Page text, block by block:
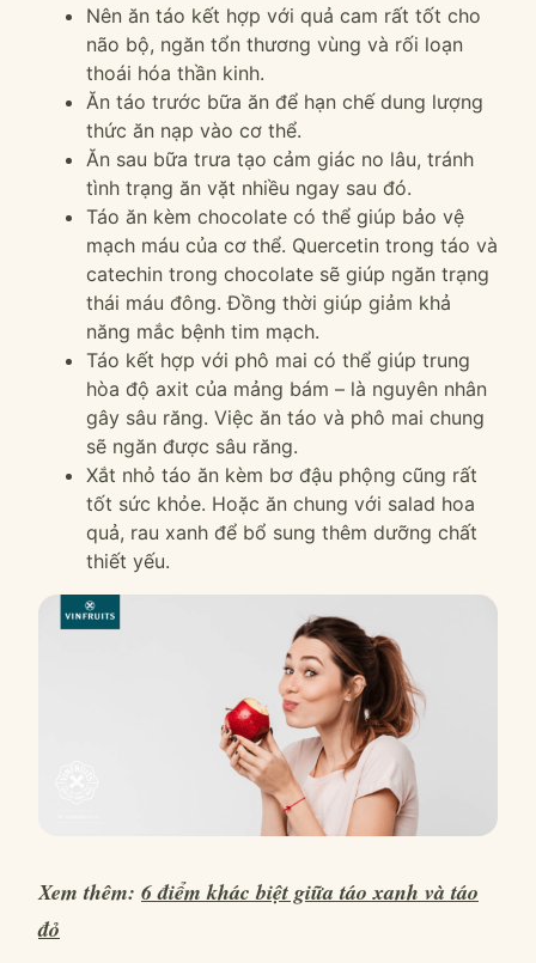
Nên ăn táo kết hợp với quả cam rất tốt cho
não bộ, ngăn tổn thương vùng và rối loạn
thoái hóa thần kinh.
Ăn táo trước bữa ăn để hạn chế dung lượng
thức ăn nạp vào cơ thể.
Ăn sau bữa trưa tạo cảm giác no lâu, tránh
tình trạng ăn vặt nhiều ngay sau đó.
Táo ăn kèm chocolate có thể giúp bảo vệ
mạch máu của cơ thể. Quercetin trong táo và
catechin trong chocolate sẽ giúp ngăn trạng
thái máu đông. Đồng thời giúp giảm khả
năng mắc bệnh tim mạch.
Táo kết hợp với phô mai có thể giúp trung
hòa độ axit của mảng bám – là nguyên nhân
gây sâu răng. Việc ăn táo và phô mai chung
sẽ ngăn được sâu răng.
Xắt nhỏ táo ăn kèm bơ đậu phộng cũng rất
tốt sức khỏe. Hoặc ăn chung với salad hoa
quả, rau xanh để bổ sung thêm dưỡng chất
thiết yếu.
Xem thêm: 6 điểm khác biệt giữa táo xanh và táo
đỏ